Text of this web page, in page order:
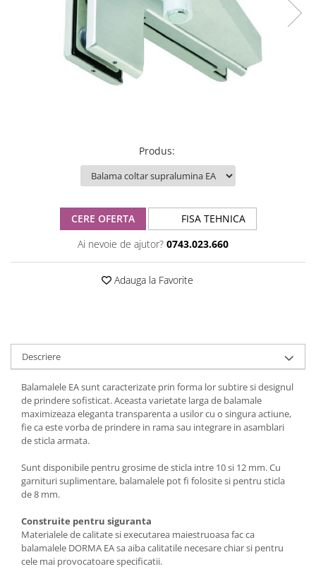
Produs:
CERE OFERTA
FISA TEHNICA
Ai nevoie de ajutor? 0743.023.660
Adauga la Favorite
Descriere
Balamalele EA sunt caracterizate prin forma lor subtire si designul
de prindere sofisticat. Aceasta varietate larga de balamale
maximizeaza eleganta transparenta a usilor cu o singura actiune,
fie ca este vorba de prindere in rama sau integrare in asamblari
de sticla armata.
Sunt disponibile pentru grosime de sticla intre 10 si 12 mm. Cu
garnituri suplimentare, balamalele pot fi folosite si pentru sticla
de 8 mm.
Construite pentru siguranta
Materialele de calitate si executarea maiestruoasa fac ca
balamalele DORMA EA sa aiba calitatile necesare chiar si pentru
cele mai provocatoare specificatii.